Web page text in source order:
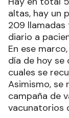
altas, hay un
209
diario a
En ese
día de hoy se
cuales se
Asimismo, se
campaña de
vacunatorios